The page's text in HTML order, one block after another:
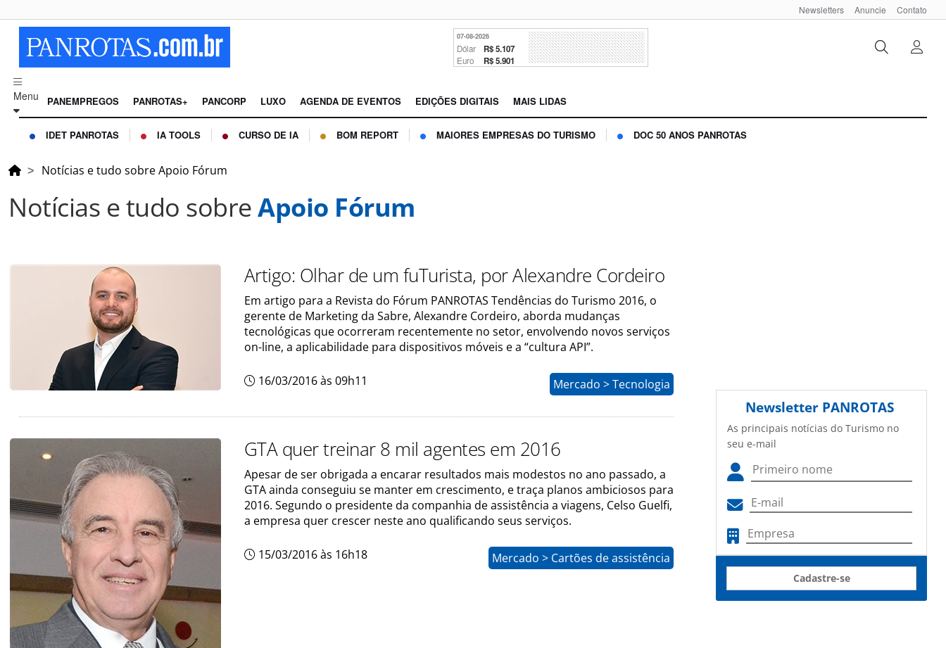
Newsletters Anuncie Contato
07-08-2026
Dólar R$ 5.107
Euro R$ 5.901
Menu PANEMPREGOS PANROTAS+ PANCORP LUXO AGENDA DE EVENTOS EDIÇÕES DIGITAIS MAIS LIDAS
IDET PANROTAS IA TOOLS CURSO DE IA BOM REPORT MAIORES EMPRESAS DO TURISMO DOC 50 ANOS PANROTAS
Notícias e tudo sobre Apoio Fórum
Notícias e tudo sobreApoio Fórum
Artigo: Olhar de um fuTurista, por Alexandre Cordeiro
Em artigo para a Revista do Fórum PANROTAS Tendências do Turismo 2016, o
gerente de Marketing da Sabre, Alexandre Cordeiro, aborda mudanças
tecnológicas que ocorreram recentemente no setor, envolvendo novos serviços
on-line, a aplicabilidade para dispositivos móveis e a “cultura API”.
16/03/2016 às 09h11 Mercado > Tecnologia
GTA quer treinar 8 mil agentes em 2016
Apesar de ser obrigada a encarar resultados mais modestos no ano passado, a
GTA ainda conseguiu se manter em crescimento, e traça planos ambiciosos para
2016. Segundo o presidente da companhia de assistência a viagens, Celso Guelfi,
a empresa quer crescer neste ano qualificando seus serviços.
15/03/2016 às 16h18 Mercado > Cartões de assistência
Newsletter PANROTAS
As principais notícias do Turismo no
seu e-mail
Cadastre-se